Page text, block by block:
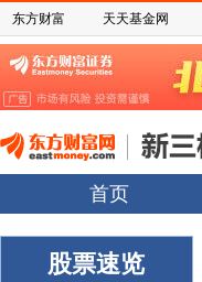
东方财富 天天基金网
首页
股票速览